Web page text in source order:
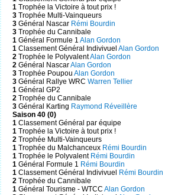
1 Trophée la Victoire à tout prix !
3 Trophée Multi-Vainqueurs
3 Général Nascar Rémi Bourdin
3 Trophée du Cannibale
1 Général Formule 1Alan Gordon
1 Classement Général IndivivuelAlan Gordon
2 Trophée le PolyvalentAlan Gordon
2 Général NascarAlan Gordon
3 Trophée PoupouAlan Gordon
3 Général Rallye WRCWarren Tellier
1 Général GP2
2 Trophée du Cannibale
3 Général Karting Raymond Réveillère
Saison 40 (0)
1 Classement Général par équipe
1 Trophée la Victoire à tout prix !
2 Trophée Multi-Vainqueurs
1 Trophée du Malchanceux Rémi Bourdin
1 Trophée le Polyvalent Rémi Bourdin
1 Général Formule 1 Rémi Bourdin
1 Classement Général Indivivuel
Rémi Bourdin
2 Trophée du Cannibale
1 Général Tourisme - WTCCAlan Gordon